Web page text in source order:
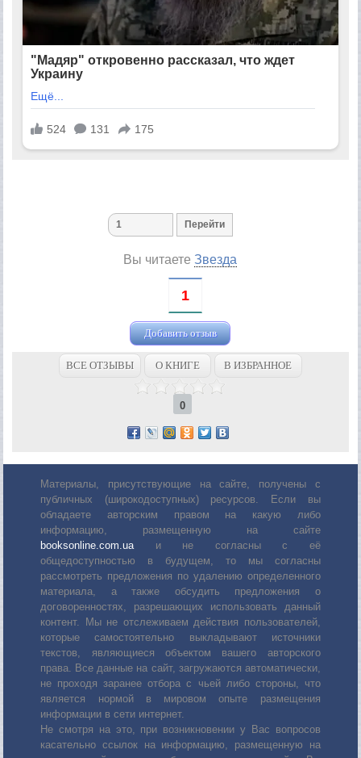
Вы читаетеЗвезда
1
Добавить отзыв
ВСЕ ОТЗЫВЫ О КНИГЕ В ИЗБРАННОЕ
0
Материалы, присутствующие на сайте, получены с
публичных (широкодоступных) ресурсов. Если вы
обладаете авторским правом на какую либо
информацию, размещенную на сайте
booksonline.com.ua и не согласны с её
общедоступностью в будущем, то мы согласны
рассмотреть предложения по удалению определенного
материала, а также обсудить предложения о
договоренностях, разрешающих использовать данный
контент. Мы не отслеживаем действия пользователей,
которые самостоятельно выкладывают источники
текстов, являющиеся объектом вашего авторского
права. Все данные на сайт, загружаются автоматически,
не проходя заранее отбора с чьей либо стороны, что
является нормой в мировом опыте размещения
информации в сети интернет.
Не смотря на это, при возникновении у Вас вопросов
касательно ссылок на информацию, размещенную на